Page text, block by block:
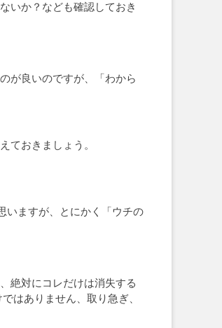
いか？なども確認しておき
が良いのですが、「わから
ておきましょう。
いますが、とにかく「ウチの
絶対にコレだけは消失する
はありません、取り急ぎ、